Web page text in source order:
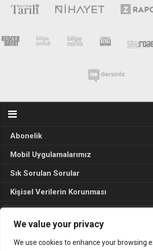
We value your privacy
We use cookies to enhance your browsing
Abonelik
Mobil Uygulamalarımız
Sık Sorulan Sorular
Kişisel Verilerin Korunması
Seçim Sonuçları 2024